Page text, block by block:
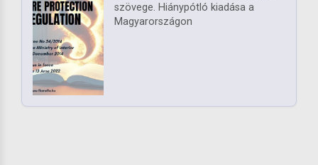
szövege. Hiánypótló kiadása a
Magyarországon